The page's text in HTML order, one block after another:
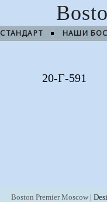
СТАНДАРТ НАШИ
20-Г-591
Boston Premier Moscow|